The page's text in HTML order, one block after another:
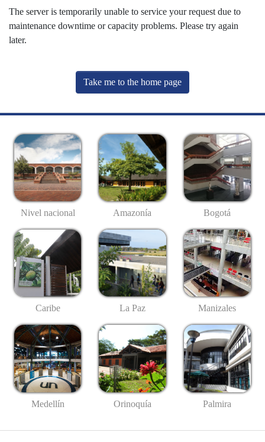
The server is temporarily unable to service your request due to
maintenance downtime or capacity problems. Please try again
later.
Take me to the home page
Nivel nacional Amazonía Bogotá
Caribe La Paz Manizales
Medellín Orinoquía Palmira